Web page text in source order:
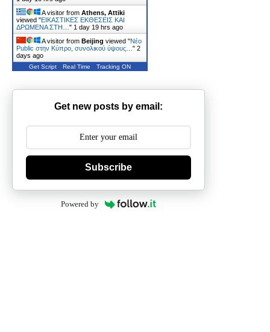
A visitor from Athens, Attiki
viewed "ΕΙΚΑΣΤΙΚΕΣ ΕΚΘΕΣΕΙΣ ΚΑΙ
ΔΡΩΜΕΝΑ ΣΤΗ… " 1 day 19 hrs ago
A visitor from Beijing viewed "Νέο
Public στην Κύπρο, συνολικού ύψους… " 2
days ago
Get Script Real Time Tracking ON
Get new posts by email:
Subscribe
Powered by